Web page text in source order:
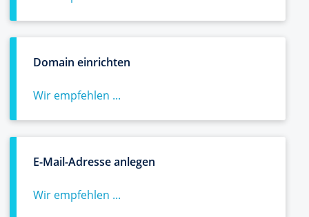
Domain einrichten
Wir empfehlen ...
E-Mail-Adresse anlegen
Wir empfehlen ...